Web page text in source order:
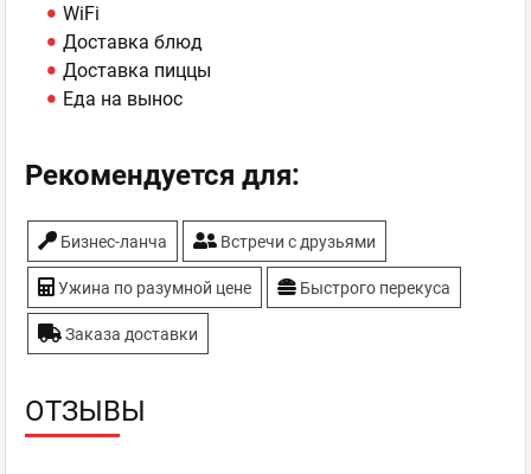
WiFi
Доставка блюд
Доставка пиццы
Еда на вынос
Рекомендуется для:
Бизнес-ланча Встречи с друзьями
Ужина по разумной цене Быстрого перекуса
Заказа доставки
ОТЗЫВЫ